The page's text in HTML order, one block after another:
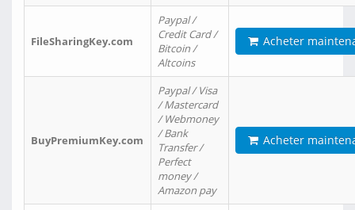
FileSharingKey.com
Paypal /
Credit Card /
Bitcoin /
Altcoins
Acheter
BuyPremiumKey.com
Paypal / Visa
/ Mastercard
/ Webmoney
/ Bank
Transfer /
Perfect
money /
Amazon pay
Acheter